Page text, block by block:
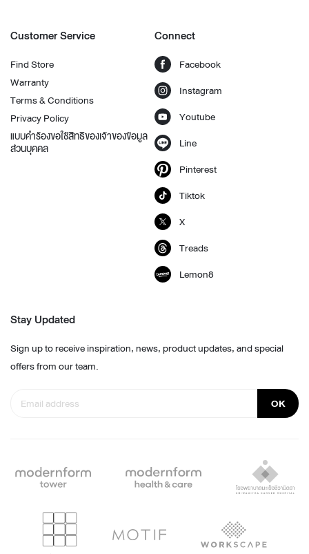
Customer Service
Find Store
Warranty
Terms & Conditions
Privacy Policy
แบบคำร้องขอใช้สิทธิของเจ้าของข้อมูล
ส่วนบุคคล
Connect
Facebook
Instagram
Youtube
Line
Pinterest
Tiktok
X
Treads
Lemon8
Stay Updated
Sign up to receive inspiration, news, product updates, and special
offers from our team.
OK